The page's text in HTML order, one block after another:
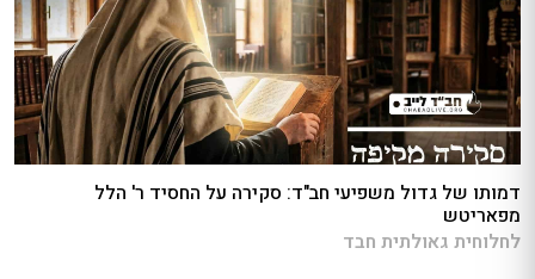
דמותו של גדול משפיעי חב"ד: סקירה על החסיד ר' הלל
מפאריטש
לחלוחית גאולתית חבד